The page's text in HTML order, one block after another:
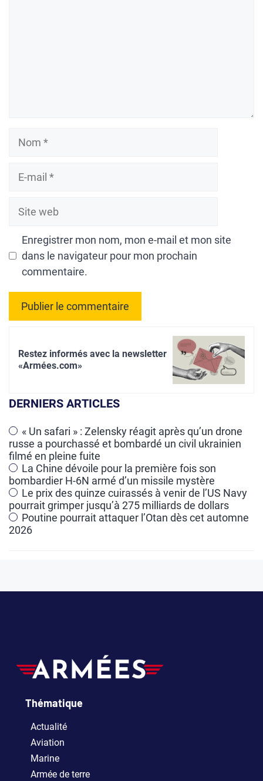
Site
Enregistrer mon nom, mon e-mail et mon site
dans le navigateur pour mon prochain
commentaire.
r
a
t
i
v
e
:
Restez informés avec la newsletter
«Armées.com»
DERNIERS ARTICLES
« Un safari » : Zelensky réagit après qu’un drone
russe a pourchassé et bombardé un civil ukrainien
filmé en pleine fuite
La Chine dévoile pour la première fois son
bombardier H-6N armé d’un missile mystère
Le prix des quinze cuirassés à venir de l’US Navy
pourrait grimper jusqu’à 275 milliards de dollars
Poutine pourrait attaquer l’Otan dès cet automne
2026
Thématique
Actualité
Aviation
Marine
Armée de terre